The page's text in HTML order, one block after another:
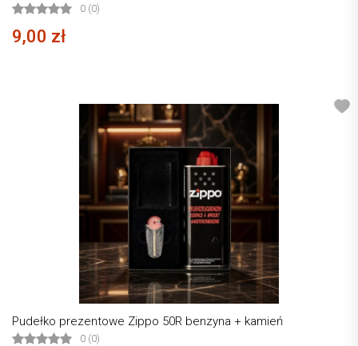
0 (0)
9,00 zł
Pudełko prezentowe Zippo 50R benzyna + kamień
0 (0)